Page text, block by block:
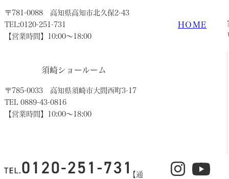
〒781-0088 高知県高知市北久保2-43
TEL:0120-251-731
【営業時間】10:00〜18:00
須崎ショールーム
〒785-0033 高知県須崎市大間西町3-17
TEL 0889-43-0816
【営業時間】10:00〜18:00
【通
HOME